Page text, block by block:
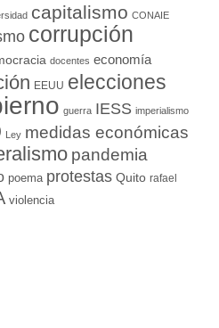
capitalismo CONAIE
corrupción
docentes economía
EEUU elecciones
guerra IESS imperialismo
Ley medidas económicas
pandemia
poema protestas Quito rafael
violencia